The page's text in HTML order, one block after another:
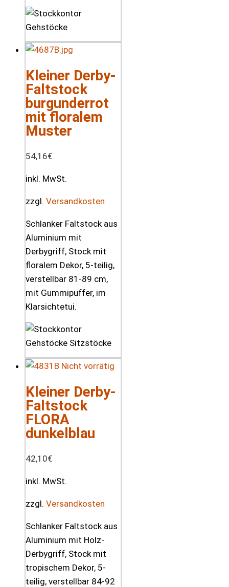
Kleiner Derby-
Faltstock
burgunderrot
mit floralem
Muster
54,16€
inkl. MwSt.
zzgl. Versandkosten
Schlanker Faltstock aus
Aluminium mit
Derbygriff, Stock mit
floralem Dekor, 5-teilig,
verstellbar 81-89 cm,
mit Gummipuffer, im
Klarsichtetui.
Nicht vorrätig
Kleiner Derby-
Faltstock
FLORA
dunkelblau
42,10€
inkl. MwSt.
zzgl. Versandkosten
Schlanker Faltstock aus
Aluminium mit Holz-
Derbygriff, Stock mit
tropischem Dekor, 5-
teilig, verstellbar 84-92